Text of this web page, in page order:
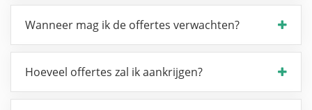
Wanneer mag ik de offertes verwachten?
Hoeveel offertes zal ik aankrijgen?